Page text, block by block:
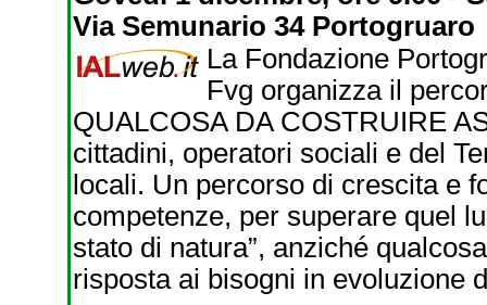
Via Semunario 34 Portogruaro
La Fondazione
Fvg organizza il
QUALCOSA DA COSTRUIRE
cittadini, operatori sociali e del
locali. Un percorso di crescita e
competenze, per superare quel
stato di natura”, anziché
risposta ai bisogni in evoluzione